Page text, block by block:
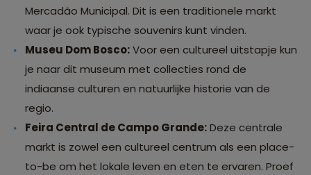
Mercadão Municipal. Dit is een traditionele markt
waar je ook typische souvenirs kunt vinden.
Museu Dom Bosco:Voor een cultureel uitstapje kun
je naar dit museum met collecties rond de
indiaanse culturen en natuurlijke historie van de
regio.
Feira Central de Campo Grande:Deze centrale
markt is zowel een cultureel centrum als een place-
to-be om het lokale leven en eten te ervaren. Proef